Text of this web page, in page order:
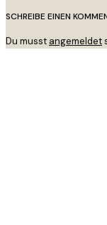
SCHREIBE EINEN
Du musst angemeldet